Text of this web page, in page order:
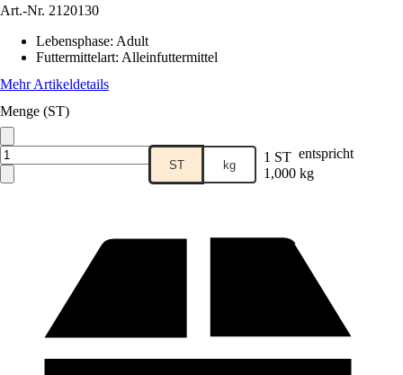
Art.-Nr. 2120130
Lebensphase: Adult
Futtermittelart: Alleinfuttermittel
Mehr Artikeldetails
Menge (ST)
ST kg 1 ST entspricht
1,000 kg